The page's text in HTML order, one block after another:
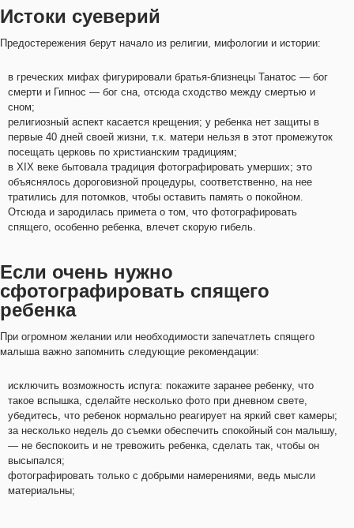
Истоки суеверий
Предостережения берут начало из религии, мифологии и истории:
в греческих мифах фигурировали братья-близнецы Танатос — бог
смерти и Гипнос — бог сна, отсюда сходство между смертью и
сном;
религиозный аспект касается крещения; у ребенка нет защиты в
первые 40 дней своей жизни, т.к. матери нельзя в этот промежуток
посещать церковь по христианским традициям;
в XIX веке бытовала традиция фотографировать умерших; это
объяснялось дороговизной процедуры, соответственно, на нее
тратились для потомков, чтобы оставить память о покойном.
Отсюда и зародилась примета о том, что фотографировать
спящего, особенно ребенка, влечет скорую гибель.
Если очень нужно
сфотографировать спящего
ребенка
При огромном желании или необходимости запечатлеть спящего
малыша важно запомнить следующие рекомендации:
исключить возможность испуга: покажите заранее ребенку, что
такое вспышка, сделайте несколько фото при дневном свете,
убедитесь, что ребенок нормально реагирует на яркий свет камеры;
за несколько недель до съемки обеспечить спокойный сон малышу,
— не беспокоить и не тревожить ребенка, сделать так, чтобы он
высыпался;
фотографировать только с добрыми намерениями, ведь мысли
материальны;